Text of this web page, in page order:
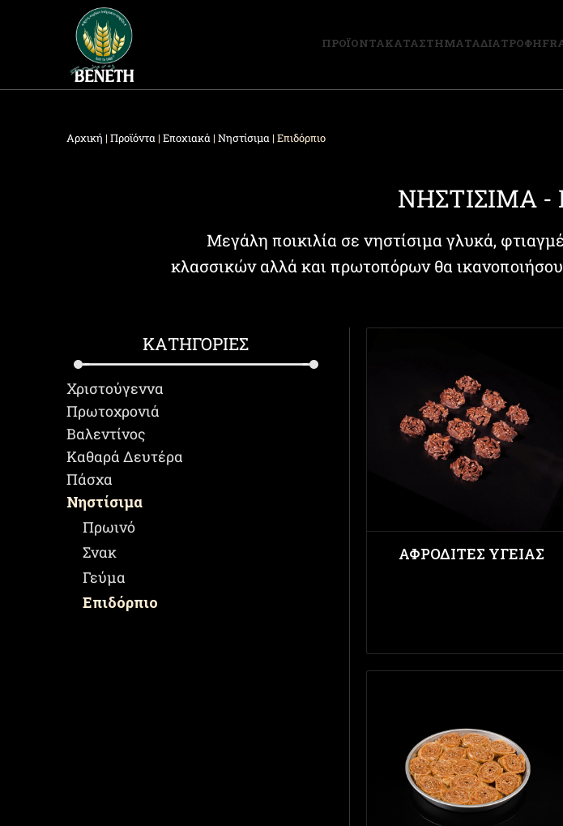
ΠΡΟΪΟΝΤΑΚΑΤΑΣΤΗΜΑΤΑΔΙΑΤΡΟΦΗ
Αρχική | Προϊόντα | Εποχιακά | Νηστίσιμα | Επιδόρπιο
ΝΗΣΤΙΣΙΜΑ -
Μεγάλη ποικιλία σε νηστίσιμα γλυκά,
κλασσικών αλλά και πρωτοπόρων θα
ΚΑΤΗΓΟΡΙΕΣ
Χριστούγεννα
Πρωτοχρονιά
Βαλεντίνος
Καθαρά Δευτέρα
Πάσχα
Νηστίσιμα
Πρωινό
Σνακ
Γεύμα
Επιδόρπιο
ΑΦΡΟΔΊΤΕΣ ΥΓΕΊΑΣ